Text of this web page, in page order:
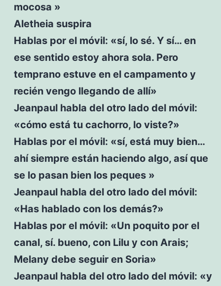
mocosa »
Aletheia suspira
Hablas por el móvil: «sí, lo sé. Y sí… en
ese sentido estoy ahora sola. Pero
temprano estuve en el campamento y
recién vengo llegando de allí»
Jeanpaul habla del otro lado del móvil:
«cómo está tu cachorro, lo viste?»
Hablas por el móvil: «sí, está muy bien…
ahí siempre están haciendo algo, así que
se lo pasan bien los peques »
Jeanpaul habla del otro lado del móvil:
«Has hablado con los demás?»
Hablas por el móvil: «Un poquito por el
canal, sí. bueno, con Lilu y con Arais;
Melany debe seguir en Soria»
Jeanpaul habla del otro lado del móvil: «y